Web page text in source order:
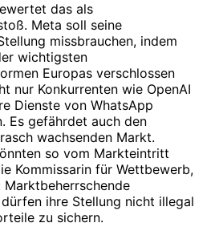
das als
Meta soll seine
missbrauchen, indem
wichtigsten
Europas verschlossen
nur Konkurrenten wie OpenAI
Dienste von WhatsApp
Es gefährdet auch den
wachsenden Markt.
so vom Markteintritt
Kommissarin für Wettbewerb,
Marktbeherrschende
ihre Stellung nicht illegal
zu sichern.